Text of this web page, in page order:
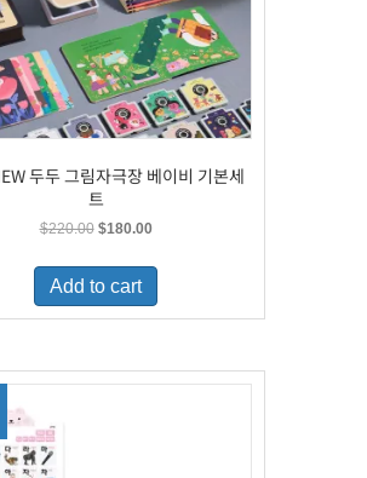
두두 그림자극장 베이비 기본세
트
$220.00 Original
was:
$220.00.
$180.00Current
is:
Add to cart